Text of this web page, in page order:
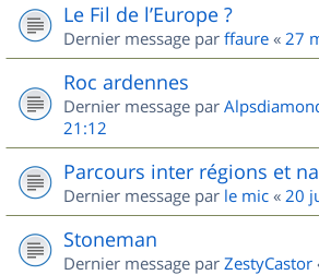
Le Fil de l’Europe ?
Dernier message par ffaure « 27
Roc ardennes
Dernier message par
21:12
Parcours inter régions et
Dernier message par le mic « 20
Stoneman
Dernier message par ZestyCastor